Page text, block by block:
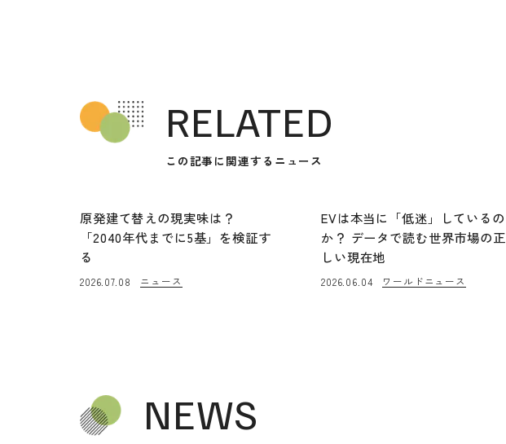
RELATED
この記事に関連するニュース
原発建て替えの現実味は？
「2040年代までに5基」を検証す
る
2026.07.08 ニュース
EVは本当に「低迷」しているの
か？ データで読む世界市場の正
しい現在地
2026.06.04 ワールドニュース
NEWS